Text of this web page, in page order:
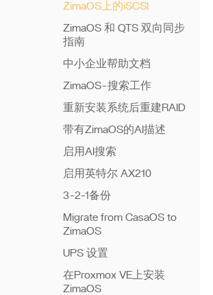
ZimaOS上的iSCSI
ZimaOS 和 QTS 双向同步
指南
中小企业帮助文档
ZimaOS-搜索工作
重新安装系统后重建RAID
带有ZimaOS的AI描述
启用AI搜索
启用英特尔 AX210
3-2-1备份
Migrate from CasaOS to
ZimaOS
UPS 设置
在Proxmox VE上安装
ZimaOS